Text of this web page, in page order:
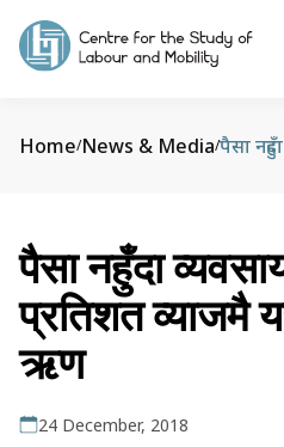
Home/News & Media/
पैसा नहुँदा
प्रतिशत व्याजमै
ऋण
24 December, 2018